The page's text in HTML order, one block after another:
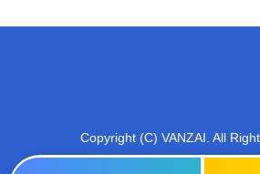
本ウェブサイトでは、一部のコンテン
利用しています。 Cookieとは、web
Copyright (C) VANZAI. All